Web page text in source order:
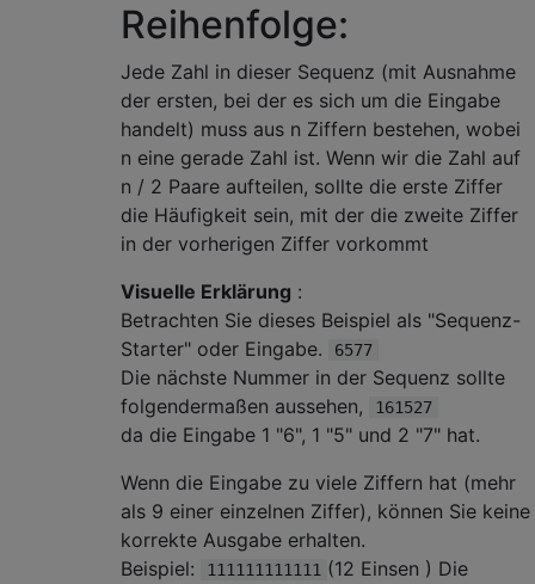
Reihenfolge:
Jede Zahl in dieser Sequenz (mit Ausnahme
der ersten, bei der es sich um die Eingabe
handelt) muss aus n Ziffern bestehen, wobei
n eine gerade Zahl ist. Wenn wir die Zahl auf
n / 2 Paare aufteilen, sollte die erste Ziffer
die Häufigkeit sein, mit der die zweite Ziffer
in der vorherigen Ziffer vorkommt
Visuelle Erklärung :
Betrachten Sie dieses Beispiel als "Sequenz-
Starter" oder Eingabe.
6577
Die nächste Nummer in der Sequenz sollte
folgendermaßen aussehen,
161527
da die Eingabe 1 "6", 1 "5" und 2 "7" hat.
Wenn die Eingabe zu viele Ziffern hat (mehr
als 9 einer einzelnen Ziffer), können Sie keine
korrekte Ausgabe erhalten.
Beispiel:
111111111111 (12 Einsen ) Die